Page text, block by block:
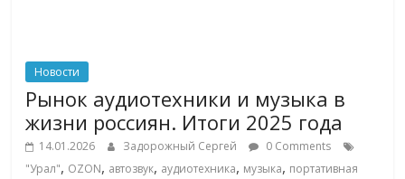
Новости
Рынок аудиотехники и музыка в
жизни россиян. Итоги 2025 года
14.01.2026 Задорожный Сергей
0 Comments
"Урал", OZON, автозвук, аудиотехника, музыка, портативная